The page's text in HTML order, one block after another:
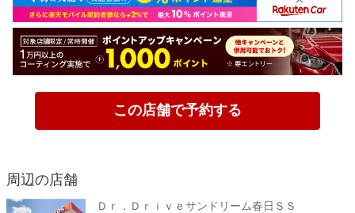
この店舗で予約する
周辺の店舗
Ｄｒ．Ｄｒｉｖｅサンドリーム春日ＳＳ